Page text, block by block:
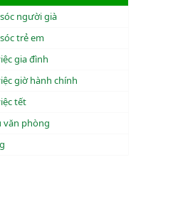
người già
trẻ em
gia đình
giờ hành chính
tết
văn phòng